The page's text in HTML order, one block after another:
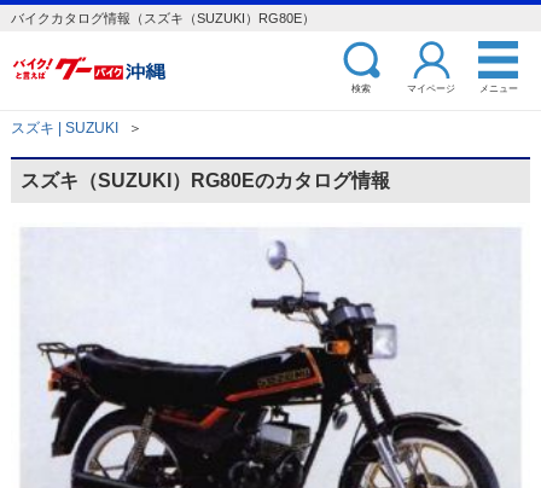
バイクカタログ情報（スズキ（SUZUKI）RG80E）
検索 マイページ メニュー
スズキ | SUZUKI ＞
スズキ（SUZUKI）RG80Eのカタログ情報